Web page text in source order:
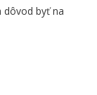
dôvod byť na